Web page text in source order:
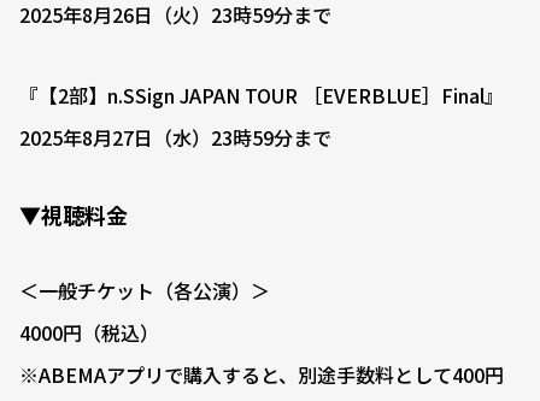
2025年8月26日（火）23時59分まで
『【2部】n.SSign JAPAN TOUR ［EVERBLUE］Final』
2025年8月27日（水）23時59分まで
▼視聴料金
＜一般チケット（各公演）＞
4000円（税込）
※ABEMAアプリで購入すると、別途手数料として400円